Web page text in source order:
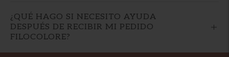
¿QUÉ HAGO SI NECESITO AYUDA
DESPUÉS DE RECIBIR MI PEDIDO
FILOCOLORE?